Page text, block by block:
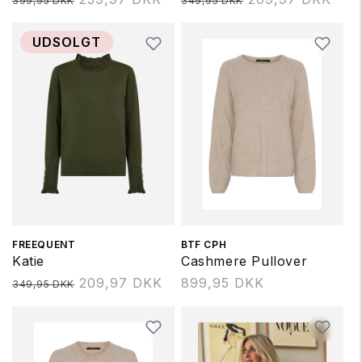
UDSOLGT
Forhandler:
FREEQUENT
Katie
Normalpris
349,95 DKK 209,97 DKK
Forhandler:
BTF CPH
Cashmere Pullover
Normalpris
899,95 DKK